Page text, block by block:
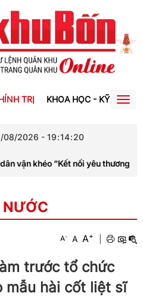
TRỊ KHOA HỌC - KỸ THUẬT
08/2026 - 19:14:22
nối yêu thương – Nâng cánh
NƯỚC
A- A A+
trước tổ chức
mẫu hài cốt liệt sĩ